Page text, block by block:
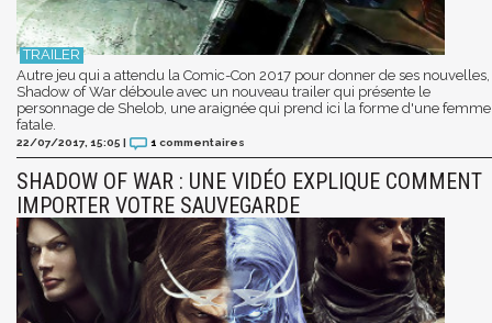
Autre jeu qui a attendu la Comic-Con 2017 pour donner de ses nouvelles,
Shadow of War déboule avec un nouveau trailer qui présente le
personnage de Shelob, une araignée qui prend ici la forme d'une femme
fatale.
22/07/2017, 15:05 | 1 commentaires
SHADOW OF WAR : UNE VIDÉO EXPLIQUE COMMENT
IMPORTER VOTRE SAUVEGARDE